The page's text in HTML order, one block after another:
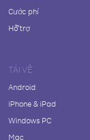
Cước phí
Hỗ trợ
TẢI VỀ
Android
iPhone & iPad
Windows PC
Mac